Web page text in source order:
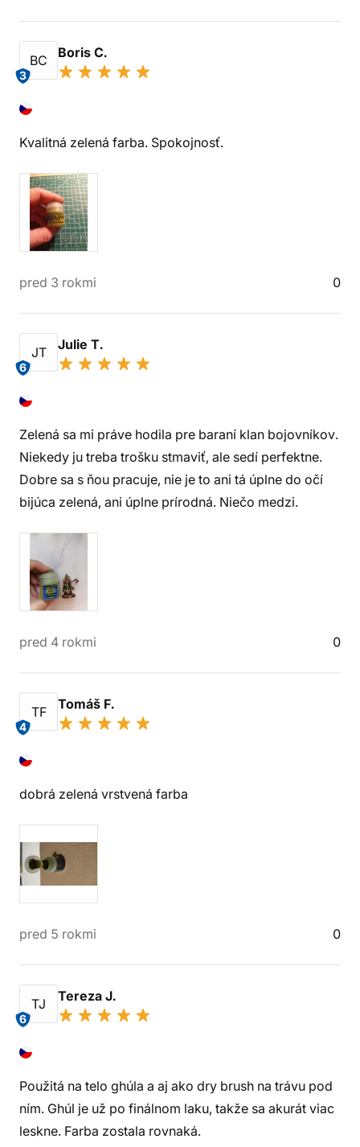
BC
3
Boris C.
Kvalitná zelená farba. Spokojnosť.
pred 3 rokmi 0
JT
6
Julie T.
Zelená sa mi práve hodila pre baraní klan bojovníkov.
Niekedy ju treba trošku stmaviť, ale sedí perfektne.
Dobre sa s ňou pracuje, nie je to ani tá úplne do očí
bijúca zelená, ani úplne prírodná. Niečo medzi.
pred 4 rokmi 0
TF
4
Tomáš F.
dobrá zelená vrstvená farba
pred 5 rokmi 0
TJ
6
Tereza J.
Použitá na telo ghúla a aj ako dry brush na trávu pod
ním. Ghúl je už po finálnom laku, takže sa akurát viac
leskne. Farba zostala rovnaká.